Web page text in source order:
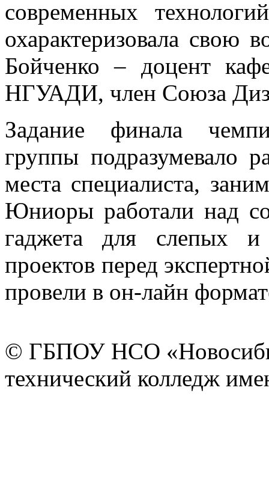
современных
охарактеризовала свою
Бойченко – доцент
НГУАДИ, член Союза
Задание финала
группы подразумевало
места специалиста,
Юниоры работали над
гаджета для слепых и
проектов перед
провели в он-лайн
© ГБПОУ НСО
технический колледж